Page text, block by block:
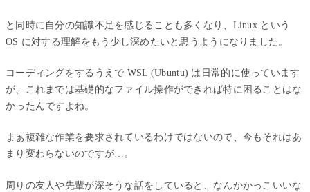
と同時に自分の知識不足を感じることも多くなり、Linux という
OS に対する理解をもう少し深めたいと思うようになりました。
コーディングをするうえで WSL (Ubuntu) は日常的に使っています
が、これまでは基礎的なファイル操作ができれば特に困ることはな
かったんですよね。
まぁ複雑な作業を要求されているわけではないので、今もそれはあ
まり変わらないのですが…。
周りの友人や先輩が深そうな話をしていると、なんかかっこいいな